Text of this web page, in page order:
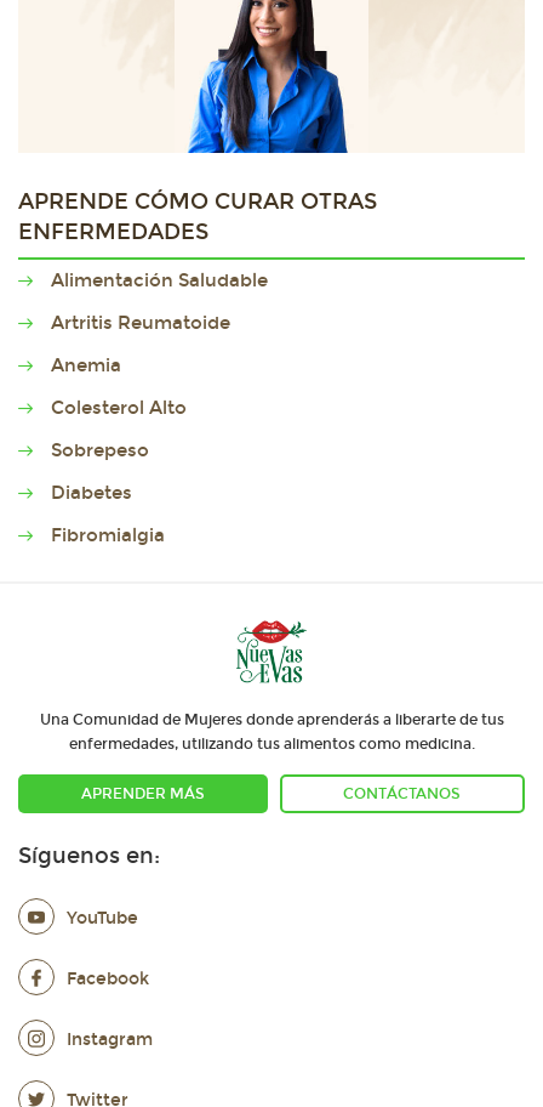
APRENDE CÓMO CURAR OTRAS
ENFERMEDADES
Alimentación Saludable
Artritis Reumatoide
Anemia
Colesterol Alto
Sobrepeso
Diabetes
Fibromialgia
Una Comunidad de Mujeres donde aprenderás a liberarte de tus
enfermedades, utilizando tus alimentos como medicina.
APRENDER MÁS CONTÁCTANOS
Síguenos en:
YouTube
Facebook
Instagram
Twitter